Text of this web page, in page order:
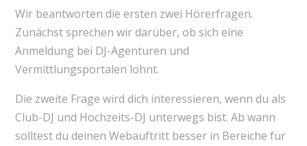
Wir beantworten die ersten zwei Hörerfragen.
Zunächst sprechen wir darüber, ob sich eine
Anmeldung bei DJ-Agenturen und
Vermittlungsportalen lohnt.
Die zweite Frage wird dich interessieren, wenn du als
Club-DJ und Hochzeits-DJ unterwegs bist. Ab wann
solltest du deinen Webauftritt besser in Bereiche für